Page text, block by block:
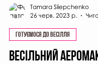
Весільний
Готуємося до весілля
Tamara Sliepchenko
26 черв. 2023 р.